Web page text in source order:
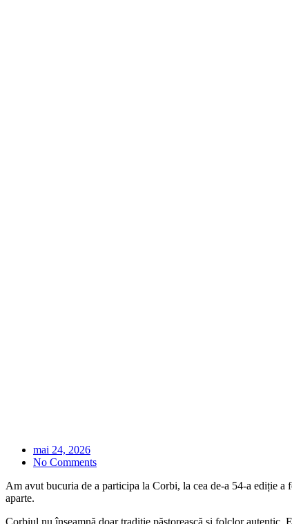
mai 24, 2026
No Comments
Am avut bucuria de a participa la Corbi, la cea de-a 54-a ediție
aparte.
Corbiul nu înseamnă doar tradiție păstorească și folclor autentic.